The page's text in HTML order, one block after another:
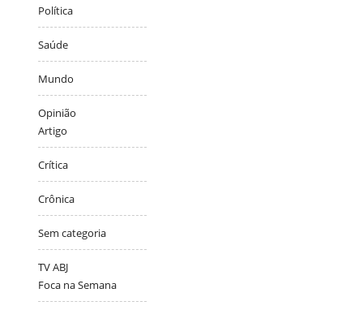
Política
Saúde
Mundo
Opinião
Artigo
Crítica
Crônica
Sem categoria
TV ABJ
Foca na Semana